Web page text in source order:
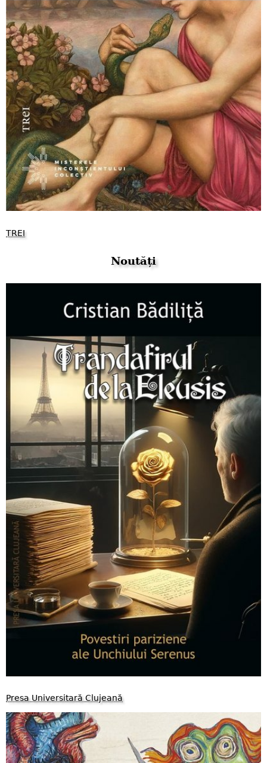
TREI
Noutăți
Presa Universitară Clujeană